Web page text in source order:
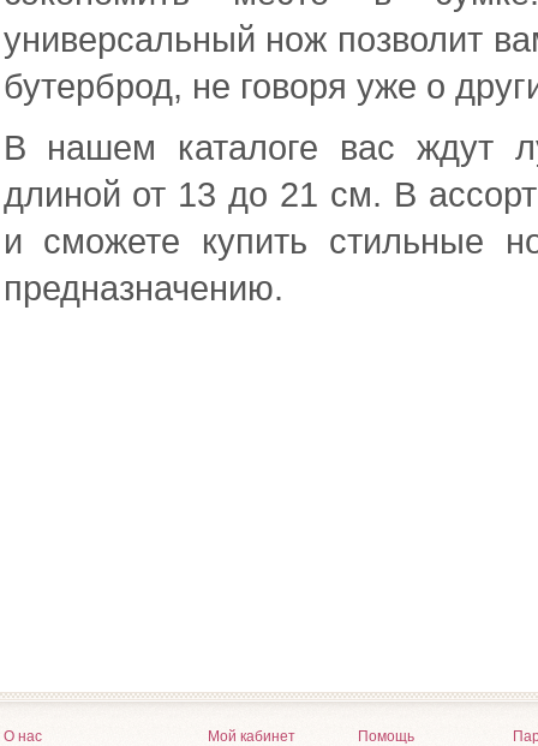
универсальный нож позволит
бутерброд, не говоря уже о
В нашем каталоге вас ждут
длиной от 13 до 21 см. В
и сможете купить стильные
предназначению.
О нас Мой кабинет Помощь